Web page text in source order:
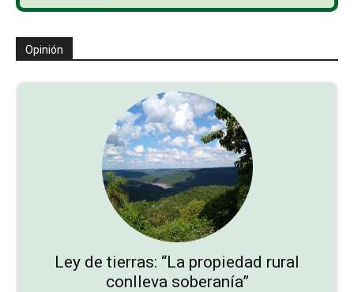
Opinión
Ley de tierras: “La propiedad rural
conlleva soberanía”